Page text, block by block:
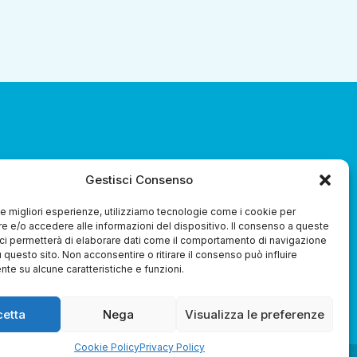
Gestisci Consenso
migliori esperienze, utilizziamo tecnologie come i cookie per
e/o accedere alle informazioni del dispositivo. Il consenso a queste
permetterà di elaborare dati come il comportamento di navigazione
questo sito. Non acconsentire o ritirare il consenso può influire
su alcune caratteristiche e funzioni.
Nega Visualizza le preferenze
Cookie PolicyPrivacy Policy
3.0 Soc. Coop.